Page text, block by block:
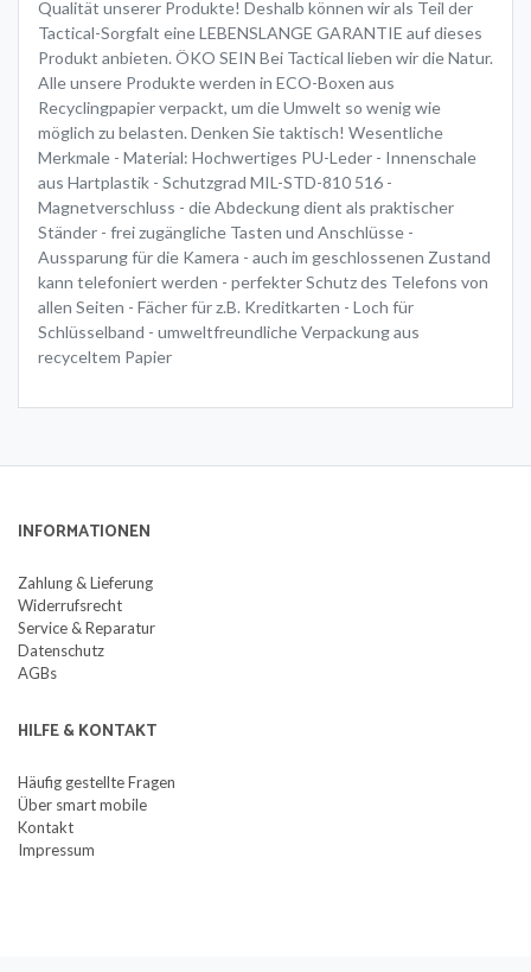
Qualität unserer Produkte! Deshalb können wir als Teil der
Tactical-Sorgfalt eine LEBENSLANGE GARANTIE auf dieses
Produkt anbieten. ÖKO SEIN Bei Tactical lieben wir die Natur.
Alle unsere Produkte werden in ECO-Boxen aus
Recyclingpapier verpackt, um die Umwelt so wenig wie
möglich zu belasten. Denken Sie taktisch! Wesentliche
Merkmale - Material: Hochwertiges PU-Leder - Innenschale
aus Hartplastik - Schutzgrad MIL-STD-810 516 -
Magnetverschluss - die Abdeckung dient als praktischer
Ständer - frei zugängliche Tasten und Anschlüsse -
Aussparung für die Kamera - auch im geschlossenen Zustand
kann telefoniert werden - perfekter Schutz des Telefons von
allen Seiten - Fächer für z.B. Kreditkarten - Loch für
Schlüsselband - umweltfreundliche Verpackung aus
recyceltem Papier
INFORMATIONEN
Zahlung & Lieferung
Widerrufsrecht
Service & Reparatur
Datenschutz
AGBs
HILFE & KONTAKT
Häufig gestellte Fragen
Über smart mobile
Kontakt
Impressum